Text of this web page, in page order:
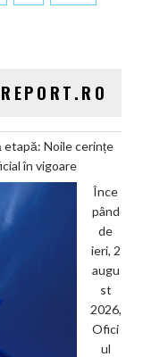
Noile cerințe
în vigoare
Înce
pând
de
ieri, 2
augu
st
2026,
Ofici
ul